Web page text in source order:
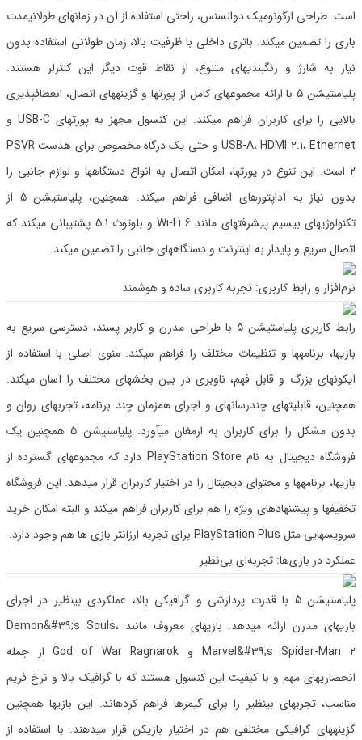
است. طراحی ارگونومیک دوالسنس، راحتی استفاده از آن در زمانهای طولانیمدت
بازی را تضمین میکند. باتری داخلی با ظرفیت بالا، زمان طولانی استفاده بدون
نیاز به شارژ و رنگبندیهای متنوع، از نقاط قوت دیگر این کنترلر هستند.
پلیاستیشن 5 با ارائه مجموعهای کامل از پورتها و گزینههای اتصال، انعطافپذیری
بالایی را برای کاربران فراهم میکند. این کنسول مجهز به پورتهای USB-C و
USB-A، HDMI 2.1، Ethernet و حتی یک درگاه مخصوص برای هدست PSVR
2 است. این تنوع در پورتها، امکان اتصال به انواع دستگاهها و لوازم جانبی را
بدون نیاز به آداپتورهای اضافی فراهم میکند. همچنین، پلیاستیشن 5 از
تکنولوژیهای بیسیم پیشرفتهای مانند Wi-Fi 6 و بلوتوث 5.1 پشتیبانی میکند که
اتصال سریع و پایدار به اینترنت و دستگاههای جانبی را تضمین میکند.
نرم‌افزار و رابط کاربری: تجربه کاربری ساده و هوشمند
رابط کاربری پلیاستیشن 5 با طراحی مدرن و کاربر پسند، دسترسی سریع به
بازیها، برنامهها و تنظیمات مختلف را فراهم میکند. منوی اصلی با استفاده از
آیکونهای بزرگ و قابل فهم، ناوبری در بین بخشهای مختلف را آسان میکند.
همچنین، قابلیتهای چندرسانهای و اجرای همزمان چند برنامه، تجربهای روان و
بدون مشکل را برای کاربران به ارمغان میآورد. پلیاستیشن 5 همچنین یک
فروشگاه دیجیتال به نام PlayStation Store دارد که مجموعهای گسترده از
بازیها، برنامهها و محتوای دیجیتال را در اختیار کاربران قرار میدهد. این فروشگاه
تخفیفها و پیشنهادهای ویژه را هم برای کاربران فراهم میکند و البته امکان خرید
سرویسهایی مثل PlayStation Plus برای تجربه ارزانتر بازی ها هم وجود دارد.
عملکرد در بازی‌ها: تجربه‌ای بی‌نظیر
پلیاستیشن 5 با قدرت پردازشی و گرافیکی بالا، عملکردی بینظیر در اجرای
بازیهای مدرن ارائه میدهد. بازیهای معروف مانند Demon&#39;s Souls،
Marvel&#39;s Spider-Man 2 و God of War Ragnarok از جمله
انحصاریهای مهم و با کیفیت این کنسول هستند که با گرافیک بالا و نرخ فریم
مناسب، تجربهای بینظیر را برای گیمرها فراهم کردهاند. این بازیها همچنین
گزینههای گرافیکی مختلفی هم در اختیار بازیکن قرار میدهند. با استفاده از